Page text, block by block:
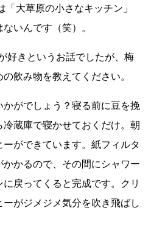
大草原の小さなキッチン」
いんです（笑）。
好きというお話でしたが、梅
飲み物を教えてください。
かがでしょう？寝る前に豆を挽
冷蔵庫で寝かせておくだけ。朝
ができています。紙フィルタ
かかるので、その間にシャワー
戻ってくると完成です。クリ
がジメジメ気分を吹き飛ばし